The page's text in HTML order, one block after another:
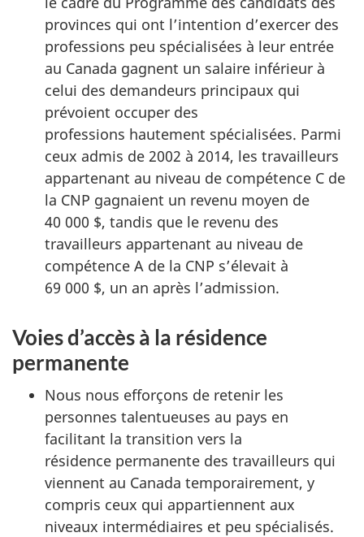
provinces qui ont l’intention d’exercer des
professions peu spécialisées à leur entrée
au Canada gagnent un salaire inférieur à
celui des demandeurs principaux qui
prévoient occuper des
professions hautement spécialisées. Parmi
ceux admis de 2002 à 2014, les travailleurs
appartenant au niveau de compétence C de
la CNP gagnaient un revenu moyen de
40 000 $, tandis que le revenu des
travailleurs appartenant au niveau de
compétence A de la CNP s’élevait à
69 000 $, un an après l’admission.
Voies d’accès à la résidence
permanente
Nous nous efforçons de retenir les
personnes talentueuses au pays en
facilitant la transition vers la
résidence permanente des travailleurs qui
viennent au Canada temporairement, y
compris ceux qui appartiennent aux
niveaux intermédiaires et peu spécialisés.